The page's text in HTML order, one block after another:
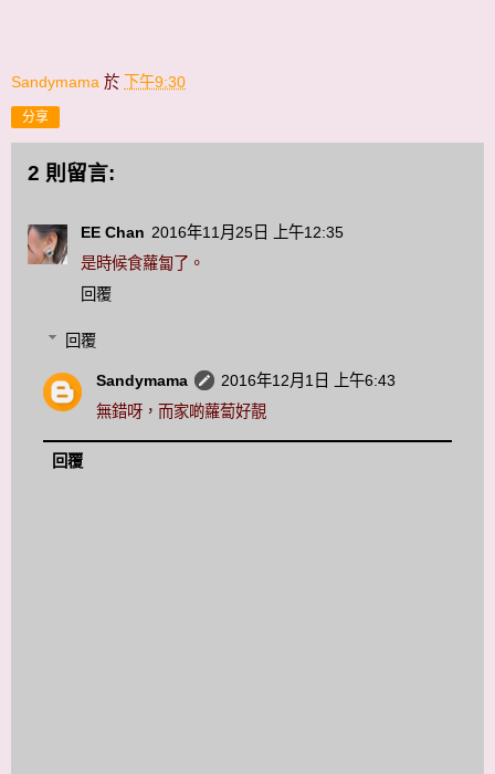
Sandymama 於 下午9:30
分享
2 則留言:
EE Chan 2016年11月25日 上午12:35
是時候食蘿匐了。
回覆
回覆
Sandymama
2016年12月1日 上午6:43
無錯呀，而家啲蘿蔔好靚
回覆